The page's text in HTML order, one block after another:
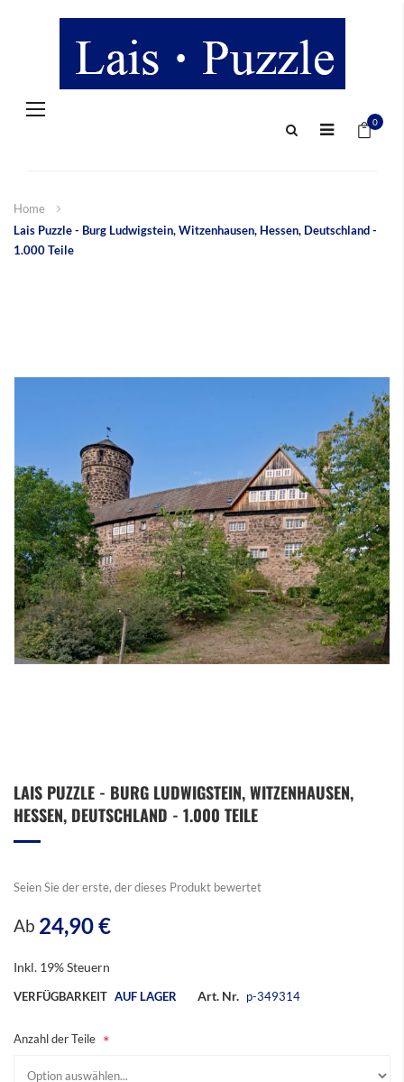
Navigation
0
Home
Lais Puzzle - Burg Ludwigstein, Witzenhausen, Hessen, Deutschland -
1.000 Teile
Anfang
der
LAIS PUZZLE - BURG LUDWIGSTEIN, WITZENHAUSEN,
HESSEN, DEUTSCHLAND - 1.000 TEILE
Seien Sie der erste, der dieses Produkt bewertet
Ab 24,90 €
Inkl. 19% Steuern
VERFÜGBARKEIT AUF LAGER Art. Nr. p-349314
Anzahl der Teile